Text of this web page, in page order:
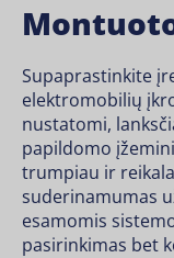
Supaprastinkite
elektromobilių
nustatomi,
papildomo
trumpiau ir
suderinamumas
esamomis
pasirinkimas bet